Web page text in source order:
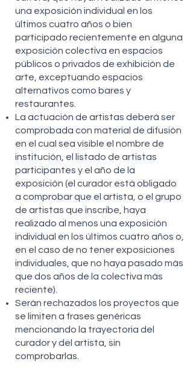
una exposición individual en los
últimos cuatro años o bien
participado recientemente en alguna
exposición colectiva en espacios
públicos o privados de exhibición de
arte, exceptuando espacios
alternativos como bares y
restaurantes.
La actuación de artistas deberá ser
comprobada con material de difusión
en el cual sea visible el nombre de
institución, el listado de artistas
participantes y el año de la
exposición (el curador está obligado
a comprobar que el artista, o el grupo
de artistas que inscribe, haya
realizado al menos una exposición
individual en los últimos cuatro años o,
en el caso de no tener exposiciones
individuales, que no haya pasado más
que dos años de la colectiva más
reciente).
Serán rechazados los proyectos que
se limiten a frases genéricas
mencionando la trayectoria del
curador y del artista, sin
comprobarlas.